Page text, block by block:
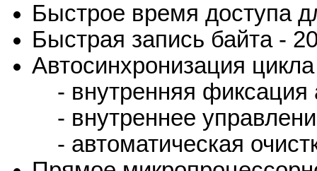
Быстрое время доступа
Быстрая запись байта -
Автосинхронизация
- внутренняя фиксация
- внутреннее
- автоматическая